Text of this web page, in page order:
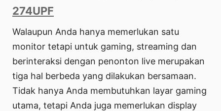
274UPF
Walaupun Anda hanya memerlukan satu
monitor tetapi untuk gaming, streaming dan
berinteraksi dengan penonton live merupakan
tiga hal berbeda yang dilakukan bersamaan.
Tidak hanya Anda membutuhkan layar gaming
utama, tetapi Anda juga memerlukan display